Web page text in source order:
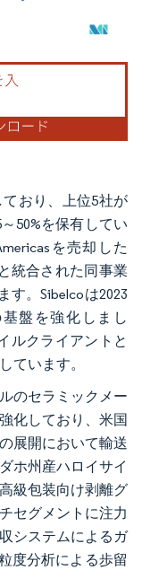
表示が必要です。
おり、上位5社が
50%を保有してい
を売却した
統合された同事業
す。Sibelcoは2023
盤を強化しまし
ルクライアントと
ています。
のセラミックメー
化しており、米国
展開において輸送
ホ州産ハロイサイ
級包装向け剥離グ
セグメントに注力
システムによるガ
度分析による歩留